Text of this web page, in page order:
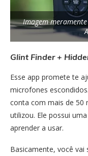
Imagem
Glint Finder +
Esse app promete te
microfones
conta com mais de 50
utilizou. Ele possui
aprender a usar.
Basicamente, você vai